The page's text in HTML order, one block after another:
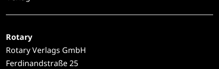
Rotary
Rotary Verlags GmbH
Ferdinandstraße 25